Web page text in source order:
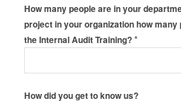
How many people are in your
project in your organization how
the Internal Audit Training?*
How did you get to know us?